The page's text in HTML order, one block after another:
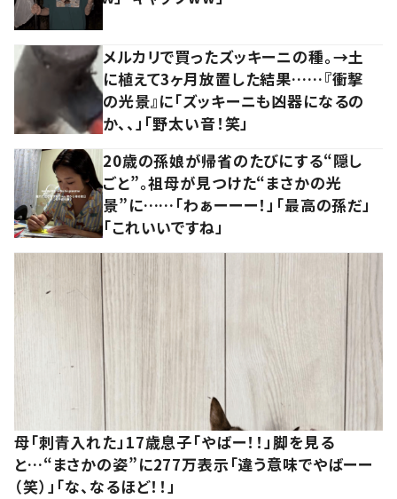
メルカリで買ったズッキーニの種。→土
に植えて3ヶ月放置した結果……『衝撃
の光景』に「ズッキーニも凶器になるの
か、、」「野太い音！笑」
20歳の孫娘が帰省のたびにする“隠し
ごと”。祖母が見つけた“まさかの光
景”に……「わぁーーー！」「最高の孫だ」
「これいいですね」
母「刺青入れた」17歳息子「やばー！！」脚を見る
と…“まさかの姿”に277万表示「違う意味でやばーー
（笑）」「な、なるほど！！」